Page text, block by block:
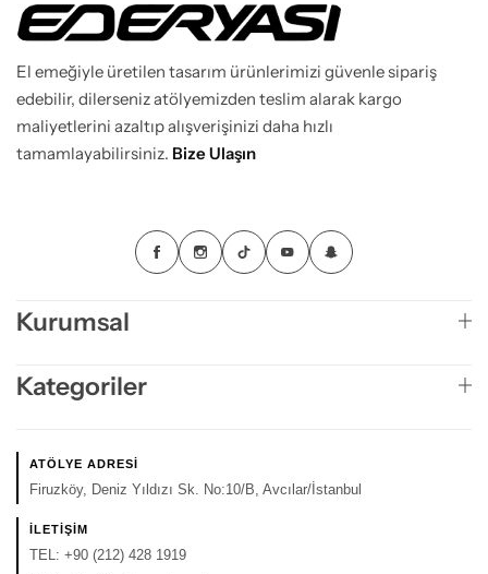
El emeğiyle üretilen tasarım ürünlerimizi güvenle sipariş
edebilir, dilerseniz atölyemizden teslim alarak kargo
maliyetlerini azaltıp alışverişinizi daha hızlı
tamamlayabilirsiniz. Bize Ulaşın
Kurumsal
Kategoriler
ATÖLYE ADRESI
Firuzköy, Deniz Yıldızı Sk. No:10/B, Avcılar/İstanbul
İLETIŞIM
TEL: +90 (212) 428 1919